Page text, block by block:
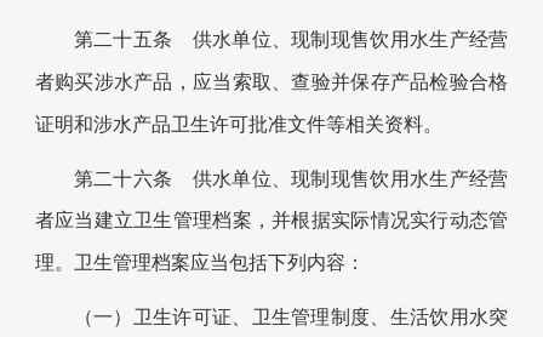
第二十五条 供水单位、现制现售饮用水生产经营
者购买涉水产品，应当索取、查验并保存产品检验合格
证明和涉水产品卫生许可批准文件等相关资料。
第二十六条 供水单位、现制现售饮用水生产经营
者应当建立卫生管理档案，并根据实际情况实行动态管
理。卫生管理档案应当包括下列内容：
（一）卫生许可证、卫生管理制度、生活饮用水突